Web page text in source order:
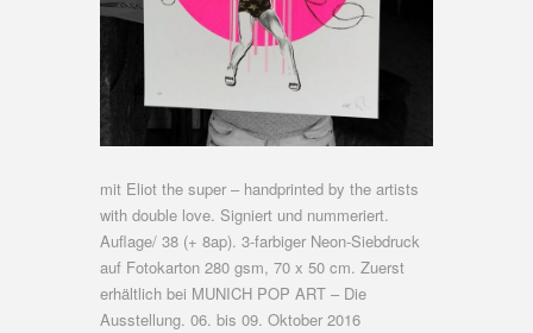
mit Eliot the super – handprinted by the artists
with double love. Signiert und nummeriert.
Auflage/ 38 (+ 8ap). 3-farbiger Neon-Siebdruck
auf Fotokarton 280 gsm, 70 x 50 cm. Zuerst
erhältlich bei MUNICH POP ART – Die
Ausstellung. 06. bis 09. Oktober 2016